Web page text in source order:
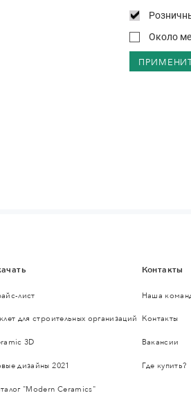
Около
лист
для строительных организаций
3D
дизайны 2021
"Modern Ceramics"
Контакты
Наша
Контакты
Вакансии
Где купить?